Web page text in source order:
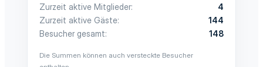
Zurzeit aktive Mitglieder
4
Zurzeit aktive Gäste
144
Besucher gesamt
148
Die Summen können auch versteckte Besucher